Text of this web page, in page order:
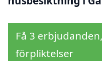
Få 3
förpliktelser